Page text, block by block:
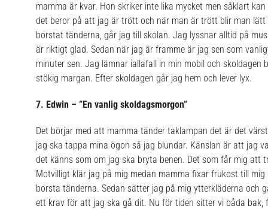
mamma är kvar. Hon skriker inte lika mycket men såklart
det beror på att jag är trött och när man är trött blir man
borstat tänderna, går jag till skolan. Jag lyssnar alltid på
är riktigt glad. Sedan när jag är framme är jag sen som
minuter sen. Jag lämnar iallafall in min mobil och
stökig margan. Efter skoldagen går jag hem och lever lyx.
7. Edwin – ”En vanlig skoldagsmorgon”
Det börjar med att mamma tänder taklampan det är det
jag ska tappa mina ögon så jag blundar. Känslan är att jag
det känns som om jag ska bryta benen. Det som får mig
Motvilligt klär jag på mig medan mamma fixar frukost till
borsta tänderna. Sedan sätter jag på mig ytterkläderna och
ett krav för att jag ska gå dit. Nu för tiden sitter vi båda